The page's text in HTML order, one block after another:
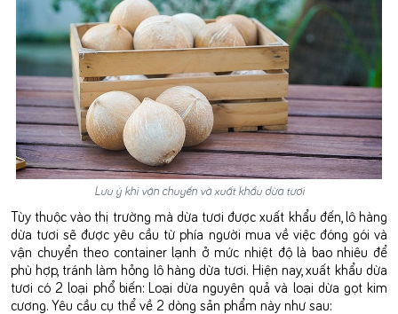
Lưu ý khi vận chuyển và xuất khẩu dừa tươi
Tùy thuộc vào thị trường mà dừa tươi được xuất khẩu đến, lô hàng
dừa tươi sẽ được yêu cầu từ phía người mua về việc đóng gói và
vận chuyển theo container lạnh ở mức nhiệt độ là bao nhiêu để
phù hợp, tránh làm hỏng lô hàng dừa tươi. Hiện nay, xuất khẩu dừa
tươi có 2 loại phổ biến: Loại dừa nguyên quả và loại dừa gọt kim
cương. Yêu cầu cụ thể về 2 dòng sản phẩm này như sau: